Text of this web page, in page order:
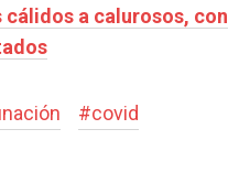
cálidos a calurosos, con
#covid